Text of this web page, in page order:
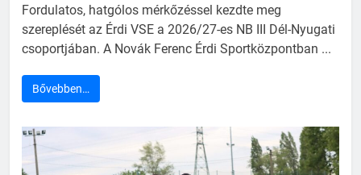
Fordulatos, hatgólos mérkőzéssel kezdte meg
szereplését az Érdi VSE a 2026/27-es NB III Dél-Nyugati
csoportjában. A Novák Ferenc Érdi Sportközpontban ...
Bővebben…